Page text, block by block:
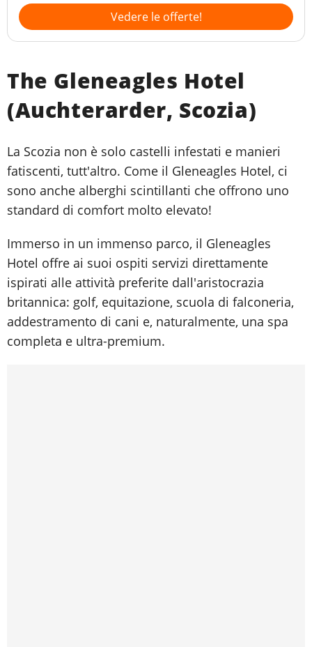
Vedere le offerte!
The Gleneagles Hotel
(Auchterarder, Scozia)
La Scozia non è solo castelli infestati e manieri
fatiscenti, tutt'altro. Come il Gleneagles Hotel, ci
sono anche alberghi scintillanti che offrono uno
standard di comfort molto elevato!
Immerso in un immenso parco, il Gleneagles
Hotel offre ai suoi ospiti servizi direttamente
ispirati alle attività preferite dall'aristocrazia
britannica: golf, equitazione, scuola di falconeria,
addestramento di cani e, naturalmente, una spa
completa e ultra-premium.